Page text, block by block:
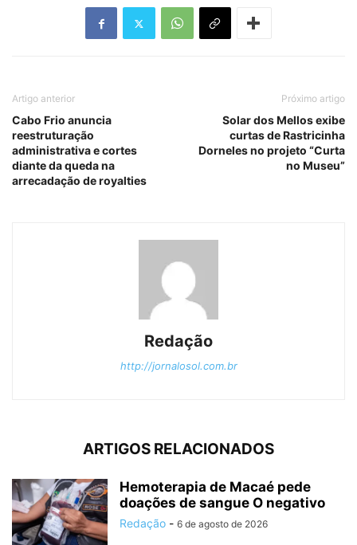
Artigo anterior
Cabo Frio anuncia
reestruturação
administrativa e cortes
diante da queda na
arrecadação de royalties
Próximo artigo
Solar dos Mellos exibe
curtas de Rastricinha
Dorneles no projeto “Curta
no Museu”
Redação
http://jornalosol.com.br
ARTIGOS RELACIONADOS
Hemoterapia de Macaé pede
doações de sangue O negativo
Redação - 6 de agosto de 2026